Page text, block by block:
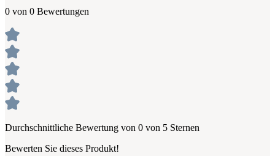
0 von 0 Bewertungen
Durchschnittliche Bewertung von 0 von 5 Sternen
Bewerten Sie dieses Produkt!